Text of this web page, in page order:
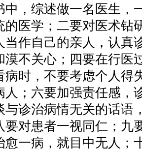
中，综述做一名医生，
的医学；二要对医术钻
当作自己的亲人，认真
漠不关心；四要在行医
病时，不要考虑个人得
人；六要加强责任感，
与诊治病情无关的话语
要对患者一视同仁；九
愈一病，就目中无人；